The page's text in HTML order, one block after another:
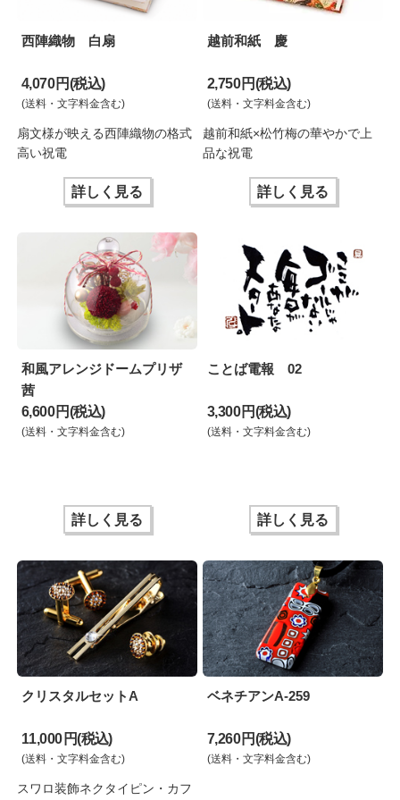
西陣織物 白扇
4,070 円(税込)
(送料・文字料金含む)
扇文様が映える西陣織物の格式
高い祝電
詳しく見る
越前和紙 慶
2,750 円(税込)
(送料・文字料金含む)
越前和紙×松竹梅の華やかで上
品な祝電
詳しく見る
和風アレンジドームプリザ
茜
6,600 円(税込)
(送料・文字料金含む)
詳しく見る
ことば電報 02
3,300 円(税込)
(送料・文字料金含む)
詳しく見る
クリスタルセットA
11,000 円(税込)
(送料・文字料金含む)
スワロ装飾ネクタイピン・カフ
ベネチアンA-259
7,260 円(税込)
(送料・文字料金含む)